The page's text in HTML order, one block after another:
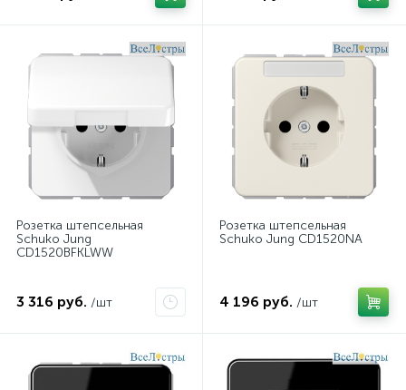
Розетка штепсельная
Schuko Jung
CD1520BFKLWW
3 316 руб. /шт
Розетка штепсельная
Schuko Jung CD1520NA
4 196 руб. /шт